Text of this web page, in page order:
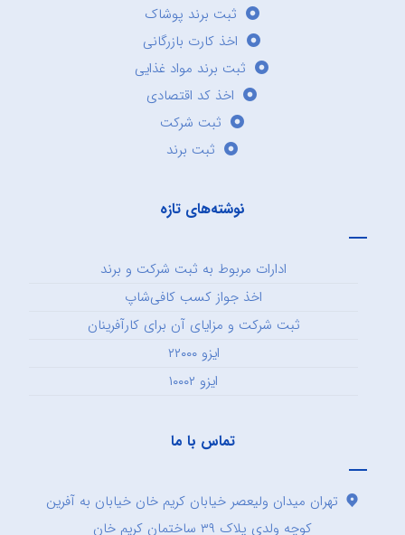
ثبت برند پوشاک
اخذ کارت بازرگانی
ثبت برند مواد غذایی
اخذ کد اقتصادی
ثبت شرکت
ثبت برند
نوشته‌های تازه
ادارات مربوط به ثبت شرکت و برند
اخذ جواز کسب کافی‌شاپ
ثبت شرکت و مزایای آن برای کارآفرینان
ایزو ۲۲۰۰۰
ایزو ۱۰۰۰۲
تماس با ما
تهران میدان ولیعصر خیابان کریم خان خیابان به آفرین
کوچه ولدی پلاک ۳۹ ساختمان کریم خان